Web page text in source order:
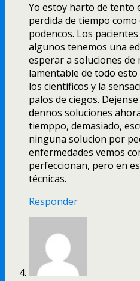
Yo estoy harto de tento
perdida de tiempo
podencos. Los
algunos tenemos una
esperar a soluciones de
lamentable de todo
los cientificos y la
palos de ciegos.
dennos soluciones
tiemppo, demasiado,
ninguna solucion por
enfermedades vemos
perfeccionan, pero en
técnicas.
Responder